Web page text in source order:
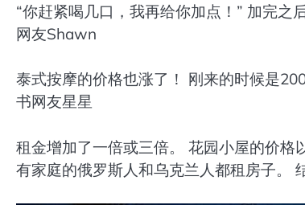
“你赶紧喝几口，我再给你加点！” 加完
网友Shawn
泰式按摩的价格也涨了！ 刚来的时候是
书网友星星
租金增加了一倍或三倍。 花园小屋的价
有家庭的俄罗斯人和乌克兰人都租房子